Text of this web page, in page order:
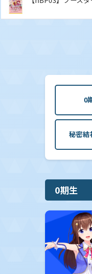
0
秘密
0期生